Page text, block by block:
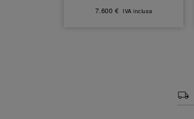
7.600 € IVA inclusa